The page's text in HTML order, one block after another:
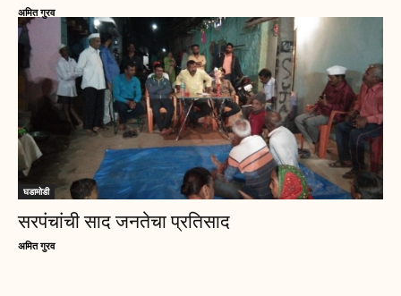
अमित गुरव
घडामोडी
सरपंचांची साद जनतेचा प्रतिसाद
अमित गुरव